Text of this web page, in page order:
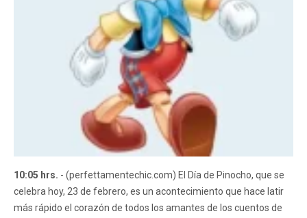
10:05 hrs. - (perfettamentechic.com) El Día de Pinocho, que se
celebra hoy, 23 de febrero, es un acontecimiento que hace latir
más rápido el corazón de todos los amantes de los cuentos de